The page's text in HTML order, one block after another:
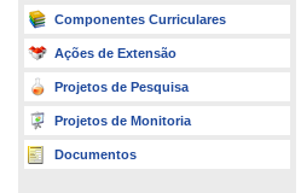
Componentes Curriculares
Ações de Extensão
Projetos de Pesquisa
Projetos de Monitoria
Documentos